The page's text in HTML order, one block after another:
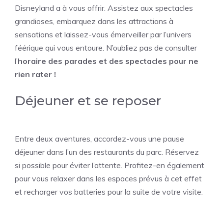
Disneyland a à vous offrir. Assistez aux spectacles
grandioses, embarquez dans les attractions à
sensations et laissez-vous émerveiller par l’univers
féérique qui vous entoure. N’oubliez pas de consulter
l’horaire des parades et des spectacles pour ne
rien rater !
Déjeuner et se reposer
Entre deux aventures, accordez-vous une pause
déjeuner dans l’un des restaurants du parc. Réservez
si possible pour éviter l’attente. Profitez-en également
pour vous relaxer dans les espaces prévus à cet effet
et recharger vos batteries pour la suite de votre visite.